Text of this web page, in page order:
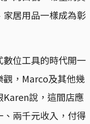
居用品一樣成為彰
位工具的時代開一
觀，Marco及其他幾
說，這間店應
兩千元收入，付得